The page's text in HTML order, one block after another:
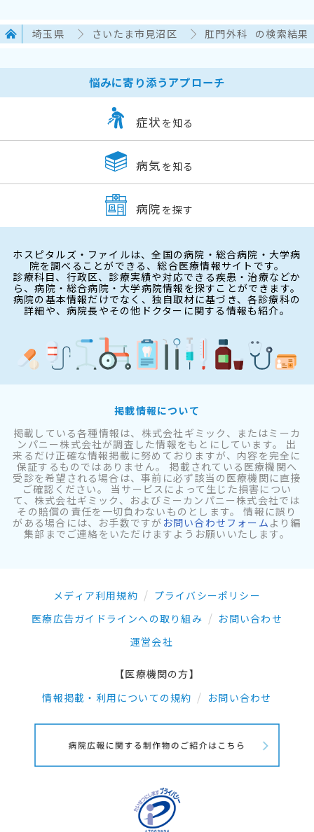
埼玉県 さいたま市見沼区 肛門外科 の検索結果
悩みに寄り添うアプローチ
症状 を知る
病気 を知る
病院 を探す
ホスピタルズ・ファイルは、全国の病院・総合病院・大学病
院を調べることができる、総合医療情報サイトです。
診療科目、行政区、診療実績や対応できる疾患・治療などか
ら、病院・総合病院・大学病院情報を探すことができます。
病院の基本情報だけでなく、独自取材に基づき、各診療科の
詳細や、病院長やその他ドクターに関する情報も紹介。
掲載情報について
掲載している各種情報は、株式会社ギミック、またはミーカ
ンパニー株式会社が調査した情報をもとにしています。 出
来るだけ正確な情報掲載に努めておりますが、内容を完全に
保証するものではありません。 掲載されている医療機関へ
受診を希望される場合は、事前に必ず該当の医療機関に直接
ご確認ください。 当サービスによって生じた損害につい
て、株式会社ギミック、およびミーカンパニー株式会社では
その賠償の責任を一切負わないものとします。 情報に誤り
がある場合には、お手数ですが お問い合わせフォーム より編
集部までご連絡をいただけますようお願いいたします。
メディア利用規約
プライバシーポリシー
医療広告ガイドラインへの取り組み
お問い合わせ
運営会社
【医療機関の方】
情報掲載・利用についての規約
お問い合わせ